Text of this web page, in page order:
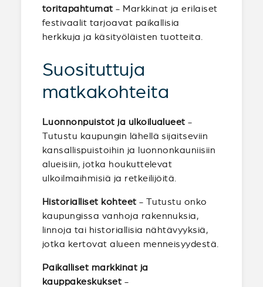
toritapahtumat - Markkinat ja erilaiset
festivaalit tarjoavat paikallisia
herkkuja ja käsityöläisten tuotteita.
Suosituttuja
matkakohteita
Luonnonpuistot ja ulkoilualueet -
Tutustu kaupungin lähellä sijaitseviin
kansallispuistoihin ja luonnonkauniisiin
alueisiin, jotka houkuttelevat
ulkoilmaihmisiä ja retkeilijöitä.
Historialliset kohteet - Tutustu onko
kaupungissa vanhoja rakennuksia,
linnoja tai historiallisia nähtävyyksiä,
jotka kertovat alueen menneisyydestä.
Paikalliset markkinat ja
kauppakeskukset -